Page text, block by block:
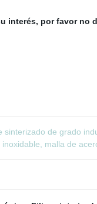
interés, por favor no
sinterizado de grado
malla de